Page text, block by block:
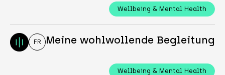
Wellbeing & Mental Health
FR Meine wohlwollende Begleitung
Wellbeing & Mental Health